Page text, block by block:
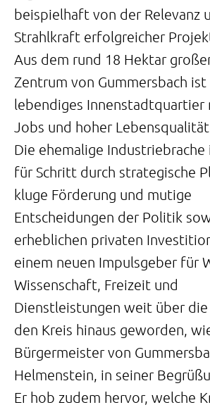
beispielhaft von der Relevanz
Strahlkraft erfolgreicher
Aus dem rund 18 Hektar
Zentrum von Gummersbach ist
lebendiges Innenstadtquartier
Jobs und hoher
Die ehemalige
für Schritt durch strategische
kluge Förderung und mutige
Entscheidungen der Politik
erheblichen privaten
einem neuen Impulsgeber für
Wissenschaft, Freizeit und
Dienstleistungen weit über die
den Kreis hinaus geworden,
Bürgermeister von
Helmenstein, in seiner
Er hob zudem hervor, welche